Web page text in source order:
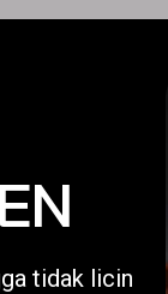
tidak licin